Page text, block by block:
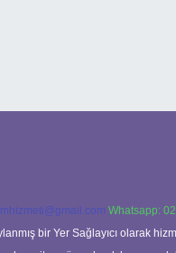
Whatsapp:
bir Yer Sağlayıcı olarak